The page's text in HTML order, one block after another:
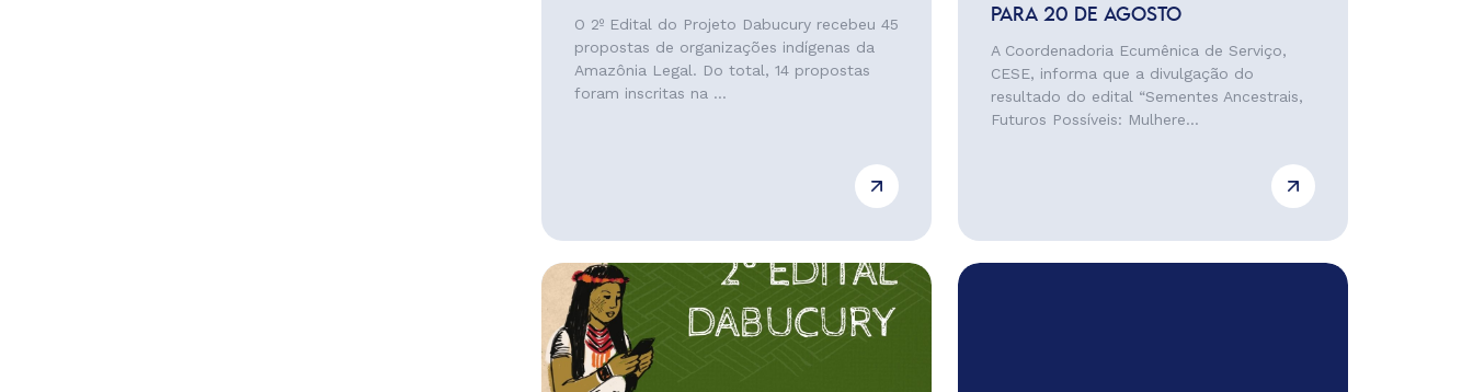
O 2º Edital do Projeto Dabucury recebeu 45
propostas de organizações indígenas da
Amazônia Legal. Do total, 14 propostas
foram inscritas na ...
PARA 20 DE AGOSTO
A Coordenadoria Ecumênica de Serviço,
CESE, informa que a divulgação do
resultado do edital “Sementes Ancestrais,
Futuros Possíveis: Mulhere...